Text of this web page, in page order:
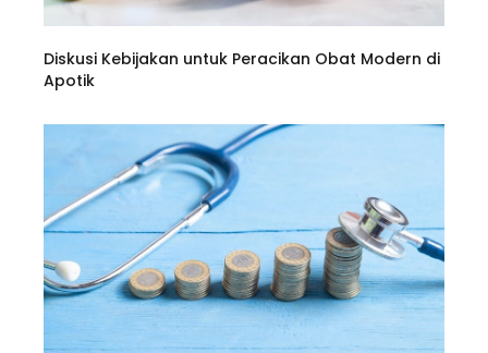
Diskusi Kebijakan untuk Peracikan Obat Modern di
Apotik